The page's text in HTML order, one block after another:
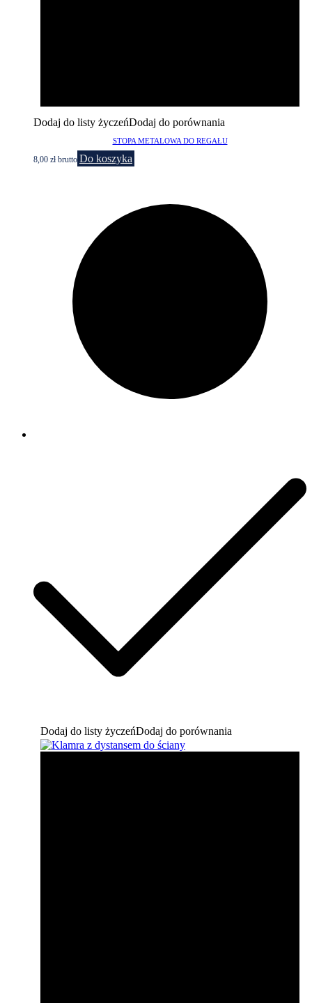
Dodaj do listy życzeńDodaj do porównania
STOPA METALOWA DO REGAŁU
8,00 złbrutto Do koszyka
Dodaj do listy życzeńDodaj do porównania